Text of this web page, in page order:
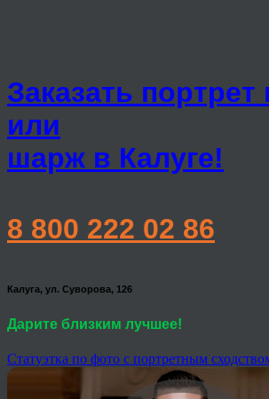
Заказать
или
шарж в Калуге!
8 800 222 02 86
Калуга, ул. Суворова, 126
Дарите близким лучшее!
Статуэтка по фото с портретным